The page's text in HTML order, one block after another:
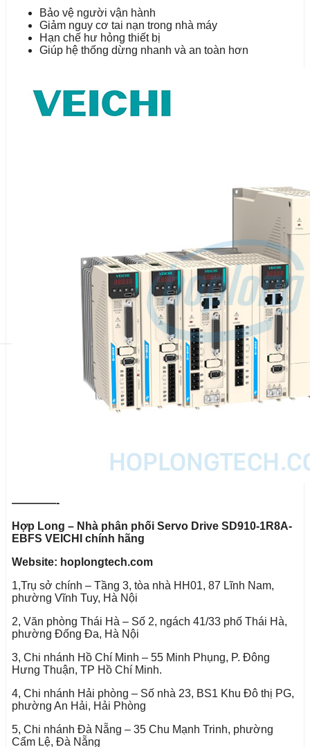
Bảo vệ người vận hành
Giảm nguy cơ tai nạn trong nhà máy
Hạn chế hư hỏng thiết bị
Giúp hệ thống dừng nhanh và an toàn hơn
————-
Hợp Long – Nhà phân phối Servo Drive SD910-1R8A-
EBFS VEICHI chính hãng
Website: hoplongtech.com
1,Trụ sở chính – Tầng 3, tòa nhà HH01, 87 Lĩnh Nam,
phường Vĩnh Tuy, Hà Nội
2, Văn phòng Thái Hà – Số 2, ngách 41/33 phố Thái Hà,
phường Đống Đa, Hà Nội
3, Chi nhánh Hồ Chí Minh – 55 Minh Phụng, P. Đông
Hưng Thuận, TP Hồ Chí Minh.
4, Chi nhánh Hải phòng – Số nhà 23, BS1 Khu Đô thị PG,
phường An Hải, Hải Phòng
5, Chi nhánh Đà Nẵng – 35 Chu Mạnh Trinh, phường
Cẩm Lệ, Đà Nẵng